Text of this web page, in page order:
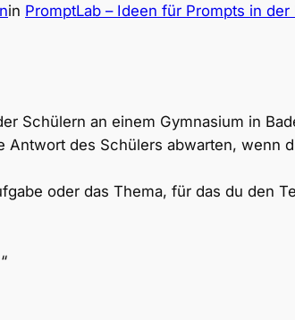
in PromptLab – Ideen für Prompts in der
Schülern an einem Gymnasium in
Antwort des Schülers abwarten, wenn
oder das Thema, für das du den